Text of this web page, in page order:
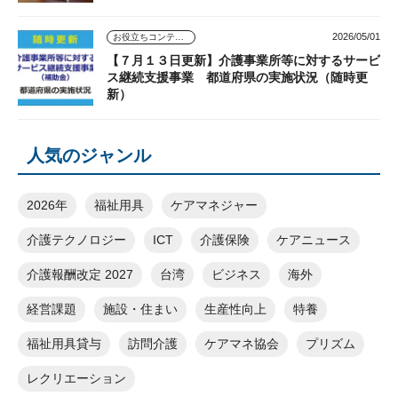
お役立ちコンテンツ 2026/05/01
【７月１３日更新】介護事業所等に対するサービ
ス継続支援事業 都道府県の実施状況（随時更
新）
人気のジャンル
2026年 福祉用具 ケアマネジャー
介護テクノロジー ICT 介護保険 ケアニュース
介護報酬改定 2027 台湾 ビジネス 海外
経営課題 施設・住まい 生産性向上 特養
福祉用具貸与 訪問介護 ケアマネ協会 プリズム
レクリエーション